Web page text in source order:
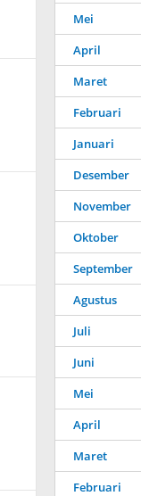
Mei
April
Maret
Februari
Januari
Desember
November
Oktober
September
Agustus
Juli
Juni
Mei
April
Maret
Februari